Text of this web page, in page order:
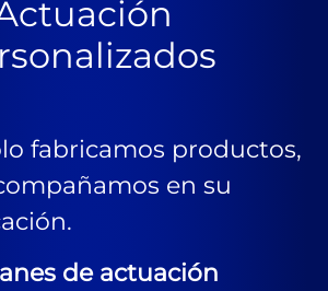
fabricamos productos,
en su
de actuación